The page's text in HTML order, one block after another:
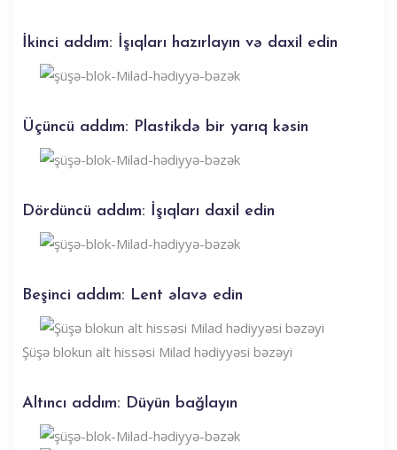
İkinci addım: İşıqları hazırlayın və daxil edin
Üçüncü addım: Plastikdə bir yarıq kəsin
Dördüncü addım: İşıqları daxil edin
Beşinci addım: Lent əlavə edin
Şüşə blokun alt hissəsi Milad hədiyyəsi bəzəyi
Altıncı addım: Düyün bağlayın